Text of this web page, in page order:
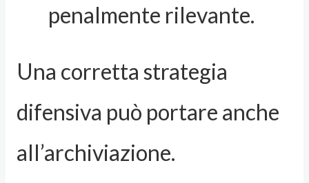
penalmente rilevante.
Una corretta strategia
difensiva può portare anche
all’archiviazione.